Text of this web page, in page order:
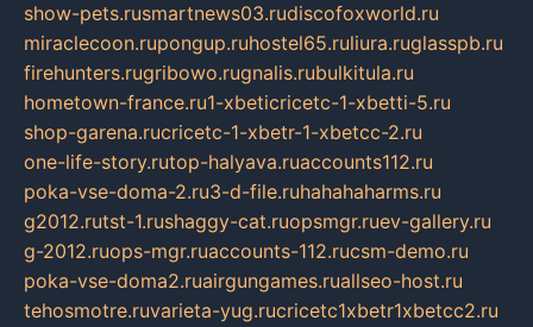
show-pets.rusmartnews03.rudiscofoxworld.ru
miraclecoon.rupongup.ruhostel65.ruliura.ruglasspb.ru
firehunters.rugribowo.rugnalis.rubulkitula.ru
hometown-france.ru1-xbeticricetc-1-xbetti-5.ru
shop-garena.rucricetc-1-xbetr-1-xbetcc-2.ru
one-life-story.rutop-halyava.ruaccounts112.ru
poka-vse-doma-2.ru3-d-file.ruhahahaharms.ru
g2012.rutst-1.rushaggy-cat.ruopsmgr.ruev-gallery.ru
g-2012.ruops-mgr.ruaccounts-112.rucsm-demo.ru
poka-vse-doma2.ruairgungames.ruallseo-host.ru
tehosmotre.ruvarieta-yug.rucricetc1xbetr1xbetcc2.ru